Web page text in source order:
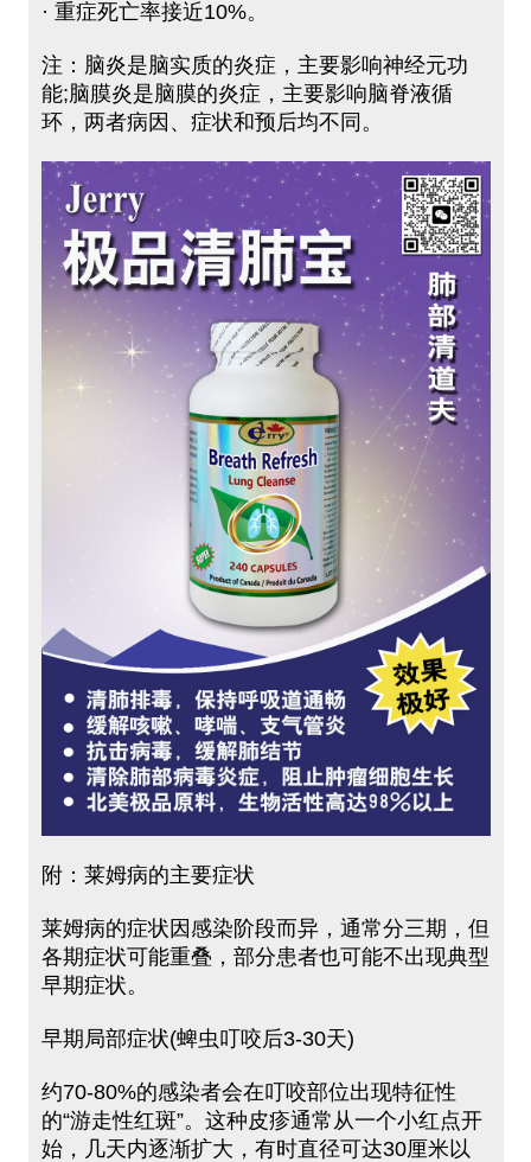
· 重症死亡率接近10%。
注：脑炎是脑实质的炎症，主要影响神经元功
能;脑膜炎是脑膜的炎症，主要影响脑脊液循
环，两者病因、症状和预后均不同。
附：莱姆病的主要症状
莱姆病的症状因感染阶段而异，通常分三期，但
各期症状可能重叠，部分患者也可能不出现典型
早期症状。
早期局部症状(蜱虫叮咬后3-30天)
约70-80%的感染者会在叮咬部位出现特征性
的“游走性红斑”。这种皮疹通常从一个小红点开
始，几天内逐渐扩大，有时直径可达30厘米以